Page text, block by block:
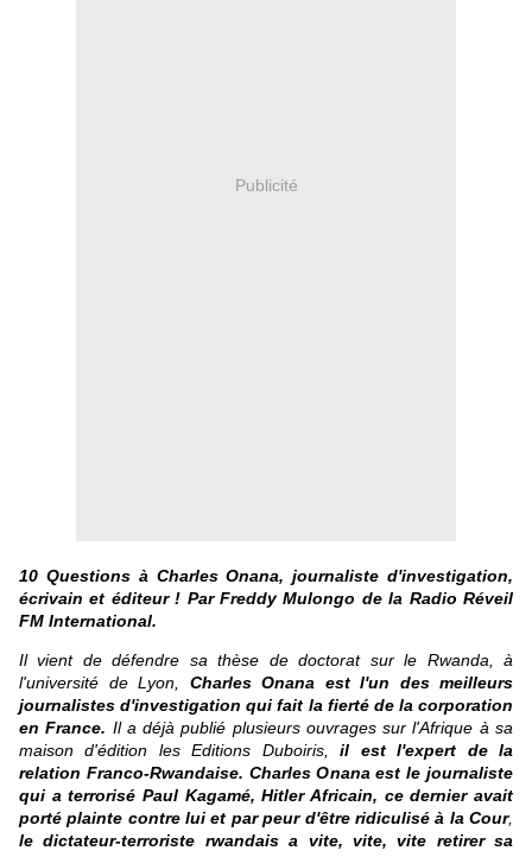
Publicité
10 Questions à Charles Onana, journaliste d'investigation,
écrivain et éditeur ! Par Freddy Mulongo de la Radio Réveil
FM International.
Il vient de défendre sa thèse de doctorat sur le Rwanda, à
l'université de Lyon, Charles Onana est l'un des meilleurs
journalistes d'investigation qui fait la fierté de la corporation
en France. Il a déjà publié plusieurs ouvrages sur l'Afrique à sa
maison d'édition les Editions Duboiris,il est l'expert de la
relation Franco-Rwandaise. Charles Onana est le journaliste
qui a terrorisé Paul Kagamé, Hitler Africain, ce dernier avait
porté plainte contre lui et par peur d'être ridiculisé à la Cour,
le dictateur-terroriste rwandais a vite, vite, vite retirer sa